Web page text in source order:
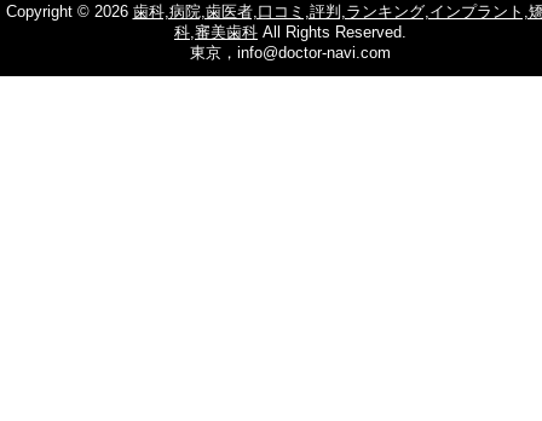
Copyright © 2026 歯科,病院,歯医者,口コミ,評判,ランキング,インプラント,
科,審美歯科 All Rights Reserved.
東京，info@doctor-navi.com